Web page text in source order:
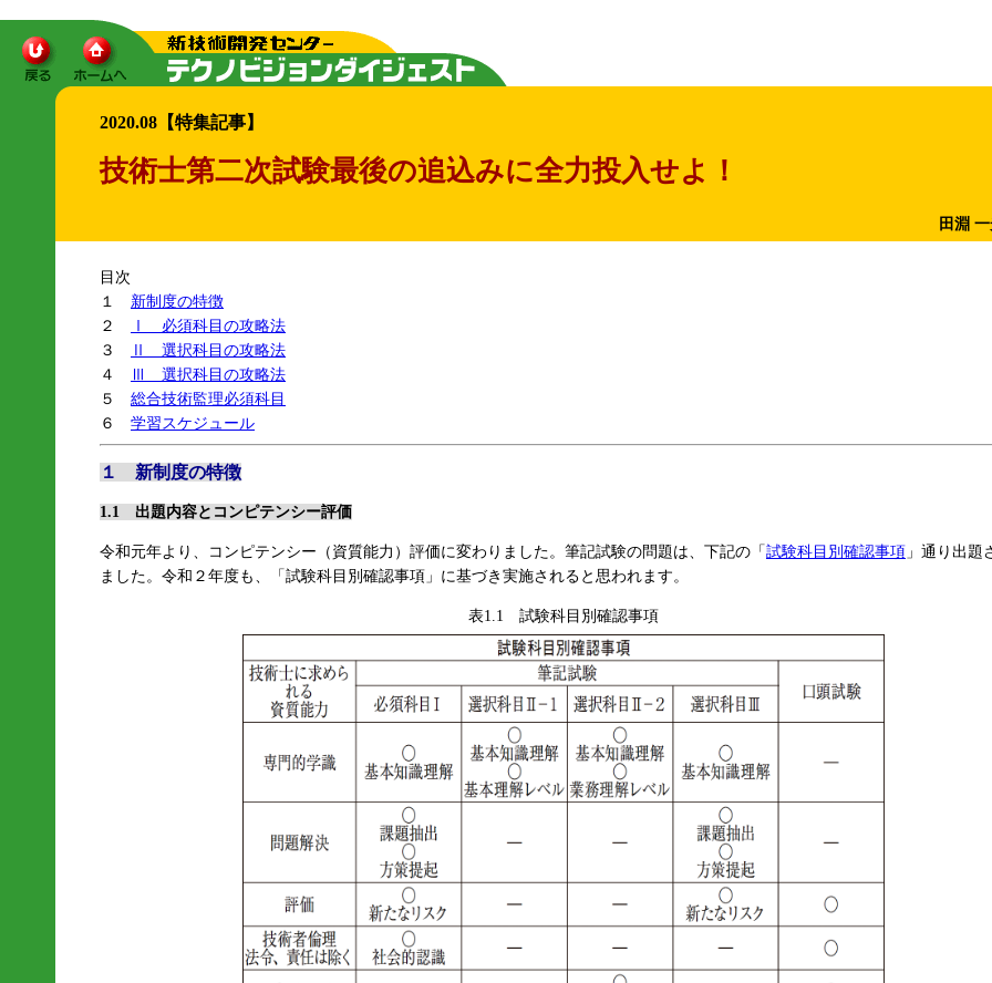
2020.08【特集記事】
技術士第二次試験最後の追込みに全力投入せよ！
田淵
目次
１ 新制度の特徴
２
Ⅰ 必須科目の攻略法
３
Ⅱ 選択科目の攻略法
４
Ⅲ 選択科目の攻略法
５ 総合技術監理必須科目
６ 学習スケジュール
１ 新制度の特徴
1.1 出題内容とコンピテンシー評価
令和元年より、コンピテンシー（資質能力）評価に変わりました。筆記試験の問題は、下記の「試験科目別確認事項 」通り出題
ました。令和２年度も、「試験科目別確認事項」に基づき実施されると思われます。
表1.1 試験科目別確認事項